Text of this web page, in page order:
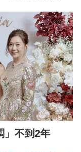
」不到2年